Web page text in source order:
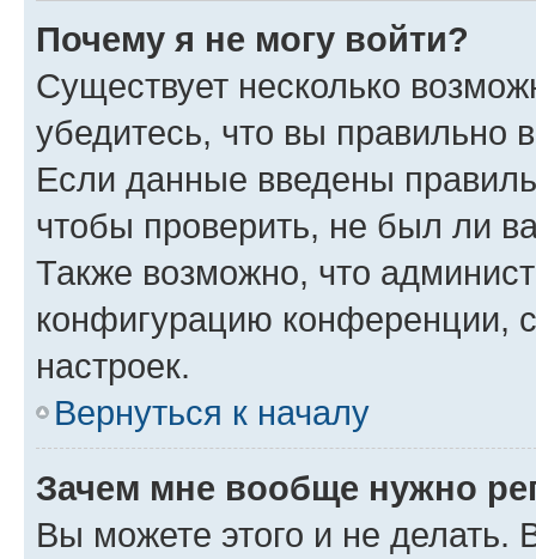
Почему я не могу войти?
Существует несколько
убедитесь, что вы правильно
Если данные введены
чтобы проверить, не был ли
Также возможно, что
конфигурацию конференции,
настроек.
Вернуться к началу
Зачем мне вообще нужно
Вы можете этого и не делать.